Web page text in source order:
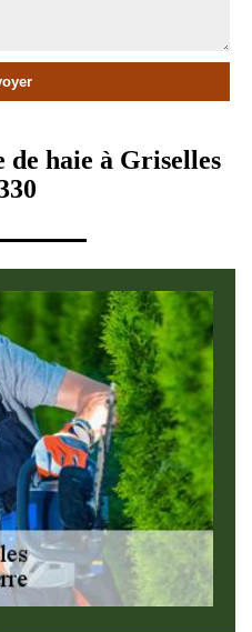
haie à Griselles